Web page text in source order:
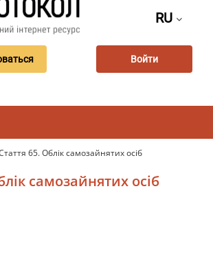
RU
Войти
65. Облік самозайнятих осіб
самозайнятих осіб